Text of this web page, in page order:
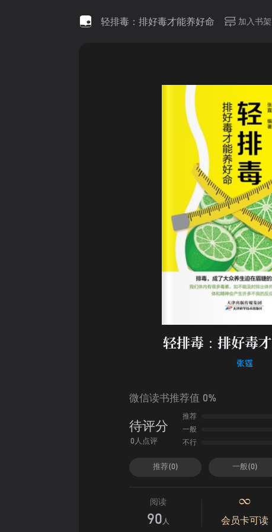
轻排毒：排好毒才能养好命 加入书架
轻排毒：排好毒
张霆
微信读书推荐值 0%
待评分
0人点评
推荐
一般
不行
推荐(0) 一般(0)
阅读
90 人 会员卡可读